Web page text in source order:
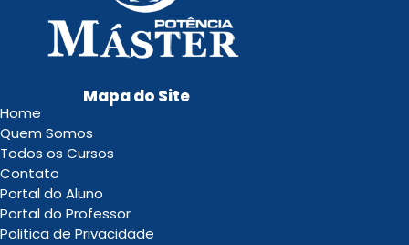
Mapa do Site
Home
Quem Somos
Todos os Cursos
Contato
Portal do Aluno
Portal do Professor
Politica de Privacidade